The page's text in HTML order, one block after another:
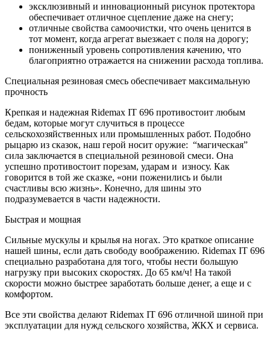
эксклюзивный и инновационный рисунок протектора
обеспечивает отличное сцепление даже на снегу;
отличные свойства самоочистки, что очень ценится в
тот момент, когда агрегат выезжает с поля на дорогу;
пониженный уровень сопротивления качению, что
благоприятно отражается на снижении расхода топлива.
Специальная резиновая смесь обеспечивает максимальную
прочность
Крепкая и надежная Ridemax IT 696 противостоит любым
бедам, которые могут случиться в процессе
сельскохозяйственных или промышленных работ. Подобно
рыцарю из сказок, наш герой носит оружие: “магическая”
сила заключается в специальной резиновой смеси. Она
успешно противостоит порезам, ударам и износу. Как
говорится в той же сказке, «они поженились и были
счастливы всю жизнь». Конечно, для шины это
подразумевается в части надежности.
Быстрая и мощная
Сильные мускулы и крылья на ногах. Это краткое описание
нашей шины, если дать свободу воображению. Ridemax IT 696
специально разработана для того, чтобы нести большую
нагрузку при высоких скоростях. До 65 км/ч! На такой
скорости можно быстрее заработать больше денег, а еще и с
комфортом.
Все эти свойства делают Ridemax IT 696 отличной шиной при
эксплуатации для нужд сельского хозяйства, ЖКХ и сервиса.